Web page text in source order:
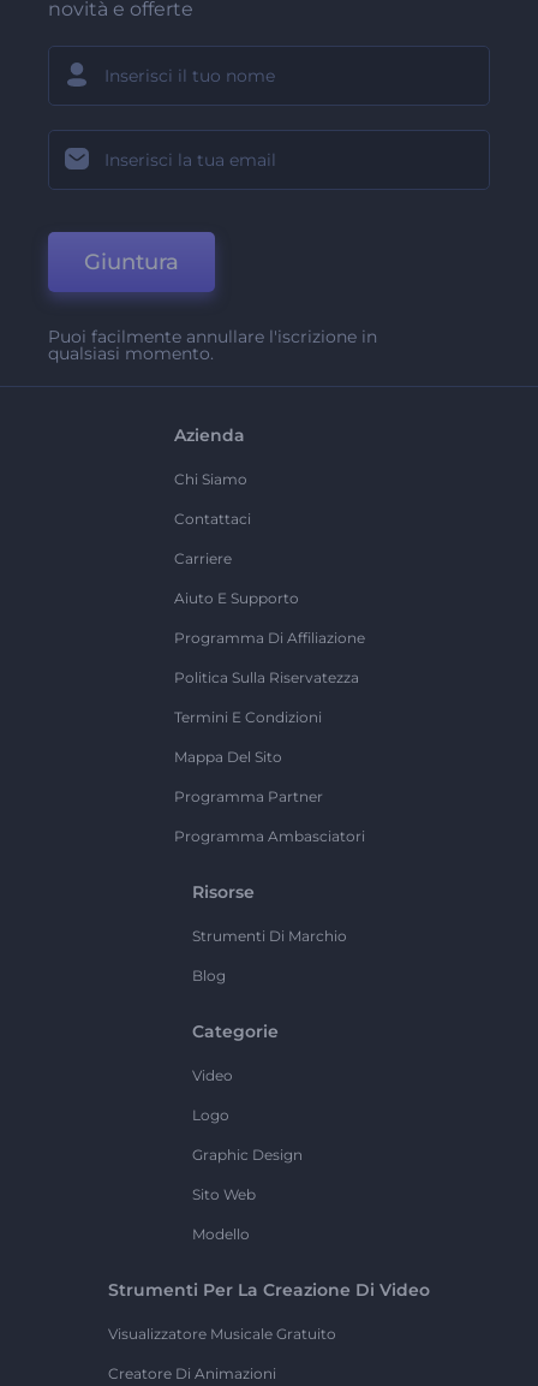
novità e offerte
Giuntura
Puoi facilmente annullare l'iscrizione in
qualsiasi momento.
Azienda
Chi Siamo
Contattaci
Carriere
Aiuto E Supporto
Programma Di Affiliazione
Politica Sulla Riservatezza
Termini E Condizioni
Mappa Del Sito
Programma Partner
Programma Ambasciatori
Risorse
Strumenti Di Marchio
Blog
Categorie
Video
Logo
Graphic Design
Sito Web
Modello
Strumenti Per La Creazione Di Video
Visualizzatore Musicale Gratuito
Creatore Di Animazioni